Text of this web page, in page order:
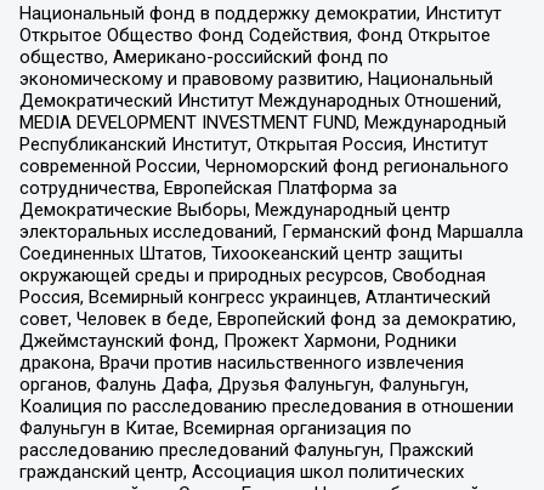
Национальный фонд в поддержку демократии, Институт
Открытое Общество Фонд Содействия, Фонд Открытое
общество, Американо-российский фонд по
экономическому и правовому развитию, Национальный
Демократический Институт Международных Отношений,
MEDIA DEVELOPMENT INVESTMENT FUND, Международный
Республиканский Институт, Открытая Россия, Институт
современной России, Черноморский фонд регионального
сотрудничества, Европейская Платформа за
Демократические Выборы, Международный центр
электоральных исследований, Германский фонд Маршалла
Соединенных Штатов, Тихоокеанский центр защиты
окружающей среды и природных ресурсов, Свободная
Россия, Всемирный конгресс украинцев, Атлантический
совет, Человек в беде, Европейский фонд за демократию,
Джеймстаунский фонд, Прожект Хармони, Родники
дракона, Врачи против насильственного извлечения
органов, Фалунь Дафа, Друзья Фалуньгун, Фалуньгун,
Коалиция по расследованию преследования в отношении
Фалуньгун в Китае, Всемирная организация по
расследованию преследований Фалуньгун, Пражский
гражданский центр, Ассоциация школ политических